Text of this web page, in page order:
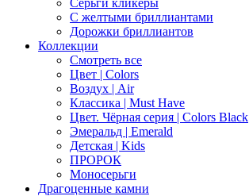
Серьги кликеры
С желтыми бриллиантами
Дорожки бриллиантов
Коллекции
Смотреть все
Цвет | Colors
Воздух | Air
Классика | Must Have
Цвет. Чёрная серия | Colors Black
Эмеральд | Emerald
Детская | Kids
ПРОРОК
Моносерьги
Драгоценные камни